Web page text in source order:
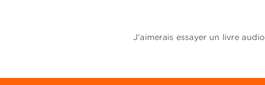
J’aimerais essayer un livre